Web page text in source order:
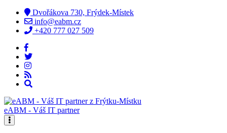
Dvořákova 730, Frýdek-Místek
info@eabm.cz
+420 777 027 509
eABM - Váš IT partner